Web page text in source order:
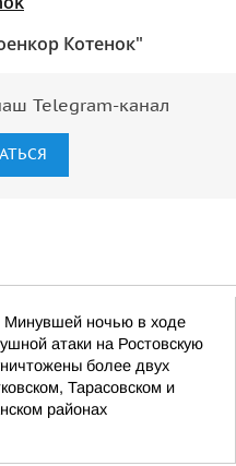
Котенок"
Telegram-канал
ночью в ходе
атаки на Ростовскую
более двух
Тарасовском и
районах